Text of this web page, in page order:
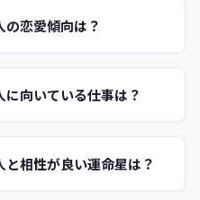
の恋愛傾向は？
向いている仕事は？
相性が良い運命星は？